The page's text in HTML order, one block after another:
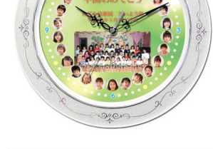
メロディ時計(集合)
音声時計(集合)
目覚まし時計(個別)
お絵かきギャラリープラス(絵＋個別)
メロディ時計(個別)